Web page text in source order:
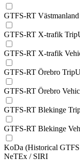
GTFS-RT
GTFS-RT X-trafik
GTFS-RT X-trafik
GTFS-RT Örebro
GTFS-RT Örebro
GTFS-RT Blekinge
GTFS-RT Blekinge
KoDa (Historical
NeTEx / SIRI